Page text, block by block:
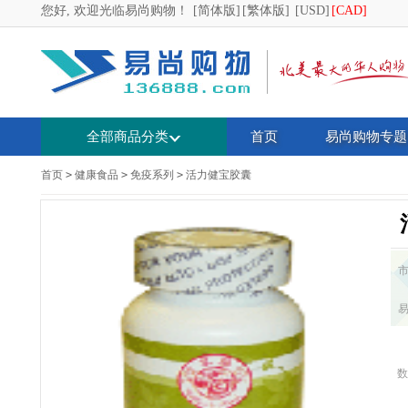
您好, 欢迎光临易尚购物！ [简体版] [繁体版] [USD] [CAD]
全部商品分类 首页 易尚购物专题
首页 > 健康食品 > 免疫系列 > 活力健宝胶囊